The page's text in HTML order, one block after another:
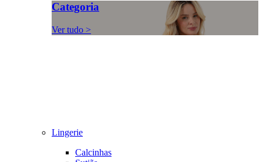
Categoria
Ver tudo >
Lingerie
Calcinhas